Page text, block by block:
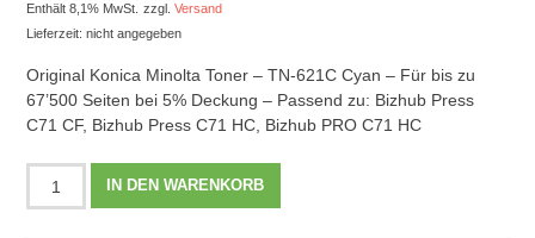
Enthält 8,1% MwSt. zzgl.Versand
Lieferzeit: nicht angegeben
Original Konica Minolta Toner – TN-621C Cyan – Für bis zu
67’500 Seiten bei 5% Deckung – Passend zu: Bizhub Press
C71 CF, Bizhub Press C71 HC, Bizhub PRO C71 HC
Konica
IN DEN WARENKORB